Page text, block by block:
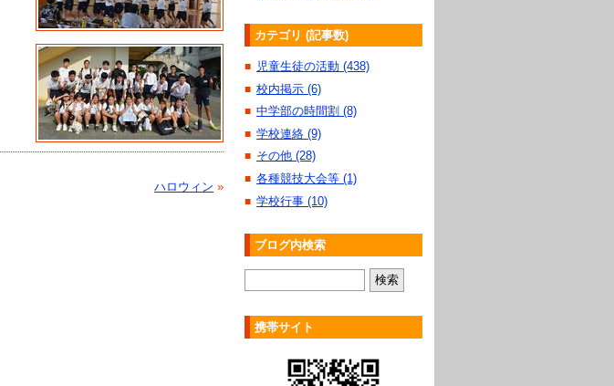
ハロウィン »
カテゴリ (記事数)
■ 児童生徒の活動 (438)
■ 校内掲示 (6)
■ 中学部の時間割 (8)
■ 学校連絡 (9)
■ その他 (28)
■ 各種競技大会等 (1)
■ 学校行事 (10)
ブログ内検索
携帯サイト